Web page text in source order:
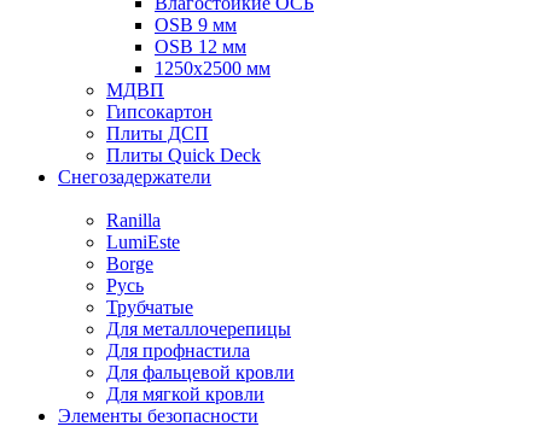
OSB 9 мм
OSB 12 мм
1250х2500 мм
МДВП
Гипсокартон
Плиты ДСП
Плиты Quick Deck
Снегозадержатели
Ranilla
LumiEste
Borge
Русь
Трубчатые
Для металлочерепицы
Для профнастила
Для фальцевой кровли
Для мягкой кровли
Элементы безопасности